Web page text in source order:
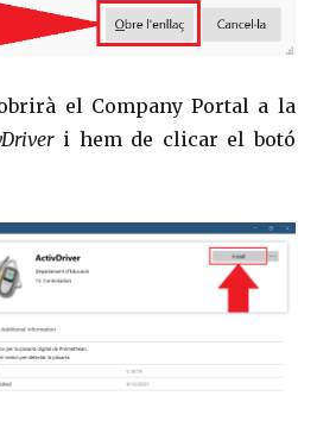
el Company Portal a la
i hem de clicar el botó